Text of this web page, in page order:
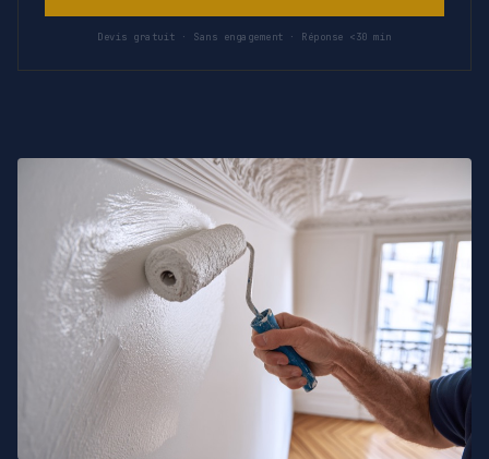
Devis gratuit · Sans engagement · Réponse <30 min